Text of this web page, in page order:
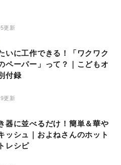
更新
いに工作できる！「ワクワク
ペーパー」って？｜こどもオ
付録
更新
器に並べるだけ！簡単＆華や
ッシュ｜およねさんのホット
レシピ